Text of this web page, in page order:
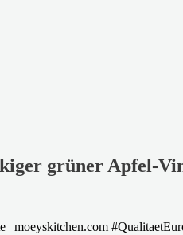
grüner Apfel-